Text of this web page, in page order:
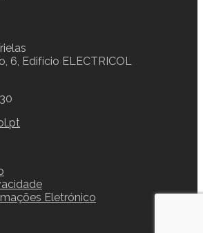
6, Edifício ELECTRICOL
Eletrónico